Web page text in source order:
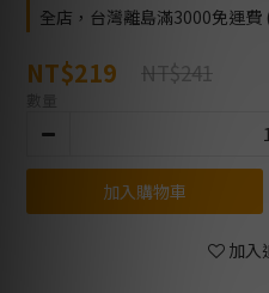
全店，台灣離島滿3000免運
NT$219 NT$241
加入購物車
加入